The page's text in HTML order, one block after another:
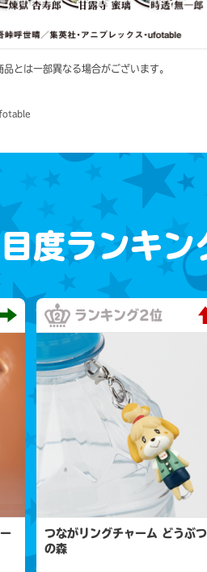
とは一部異なる場合がございます。
度ランキ
ランキング2位
つながリングチャーム どうぶつ
の森